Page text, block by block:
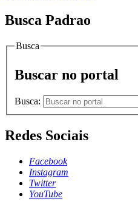
Busca Padrao
Busca
Buscar no portal
Busca:
Redes Sociais
Facebook
Instagram
Twitter
YouTube